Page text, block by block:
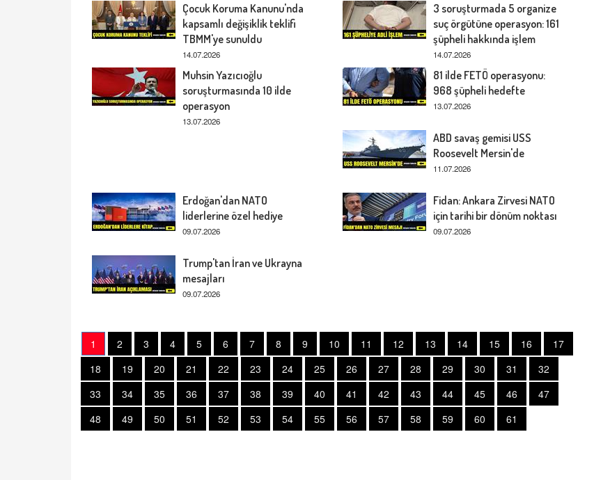
Çocuk Koruma Kanunu'nda
kapsamlı değişiklik teklifi
TBMM'ye sunuldu
14.07.2026
3 soruşturmada 5 organize
suç örgütüne operasyon: 161
şüpheli hakkında işlem
14.07.2026
Muhsin Yazıcıoğlu
soruşturmasında 10 ilde
operasyon
13.07.2026
81 ilde FETÖ operasyonu:
968 şüpheli hedefte
13.07.2026
ABD savaş gemisi USS
Roosevelt Mersin'de
11.07.2026
Erdoğan'dan NATO
liderlerine özel hediye
09.07.2026
Fidan: Ankara Zirvesi NATO
için tarihi bir dönüm noktası
09.07.2026
Trump'tan İran ve Ukrayna
mesajları
09.07.2026
1 2 3 4 5 6 7 8 9 10 11 12 13 14 15 16
17
18
19 20 21 22 23 24 25 26 27 28 29 30 31
32
33
34 35 36 37 38 39 40 41 42 43 44 45 46
47
48
49 50 51 52 53 54 55 56 57 58 59 60 61